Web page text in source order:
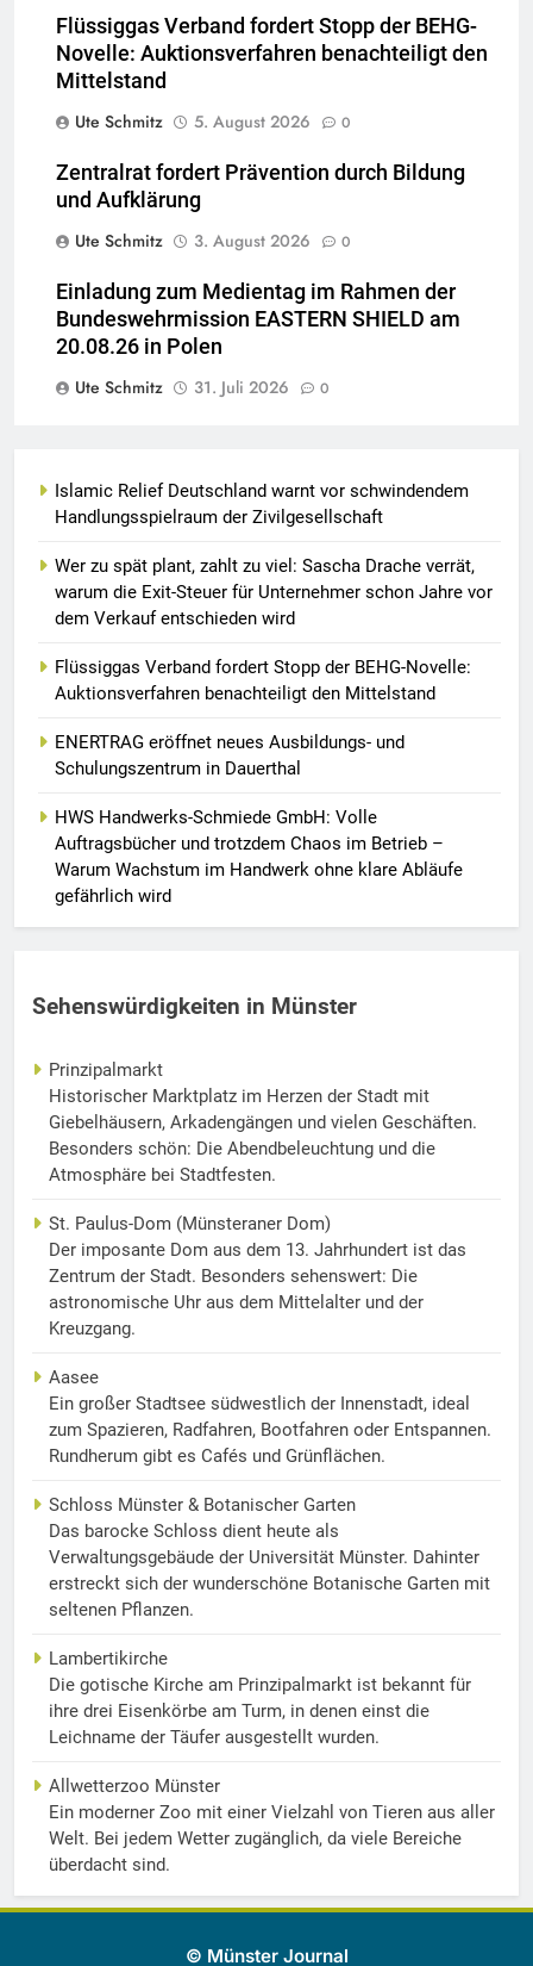
Flüssiggas Verband fordert Stopp der BEHG-
Novelle: Auktionsverfahren benachteiligt den
Mittelstand
Ute Schmitz
5. August 2026 0
Zentralrat fordert Prävention durch Bildung
und Aufklärung
Ute Schmitz
3. August 2026 0
Einladung zum Medientag im Rahmen der
Bundeswehrmission EASTERN SHIELD am
20.08.26 in Polen
Ute Schmitz
31. Juli 2026 0
Islamic Relief Deutschland warnt vor schwindendem
Handlungsspielraum der Zivilgesellschaft
Wer zu spät plant, zahlt zu viel: Sascha Drache verrät,
warum die Exit-Steuer für Unternehmer schon Jahre vor
dem Verkauf entschieden wird
Flüssiggas Verband fordert Stopp der BEHG-Novelle:
Auktionsverfahren benachteiligt den Mittelstand
ENERTRAG eröffnet neues Ausbildungs- und
Schulungszentrum in Dauerthal
HWS Handwerks-Schmiede GmbH: Volle
Auftragsbücher und trotzdem Chaos im Betrieb –
Warum Wachstum im Handwerk ohne klare Abläufe
gefährlich wird
Sehenswürdigkeiten in Münster
Prinzipalmarkt
Historischer Marktplatz im Herzen der Stadt mit
Giebelhäusern, Arkadengängen und vielen Geschäften.
Besonders schön: Die Abendbeleuchtung und die
Atmosphäre bei Stadtfesten.
St. Paulus-Dom (Münsteraner Dom)
Der imposante Dom aus dem 13. Jahrhundert ist das
Zentrum der Stadt. Besonders sehenswert: Die
astronomische Uhr aus dem Mittelalter und der
Kreuzgang.
Aasee
Ein großer Stadtsee südwestlich der Innenstadt, ideal
zum Spazieren, Radfahren, Bootfahren oder Entspannen.
Rundherum gibt es Cafés und Grünflächen.
Schloss Münster & Botanischer Garten
Das barocke Schloss dient heute als
Verwaltungsgebäude der Universität Münster. Dahinter
erstreckt sich der wunderschöne Botanische Garten mit
seltenen Pflanzen.
Lambertikirche
Die gotische Kirche am Prinzipalmarkt ist bekannt für
ihre drei Eisenkörbe am Turm, in denen einst die
Leichname der Täufer ausgestellt wurden.
Allwetterzoo Münster
Ein moderner Zoo mit einer Vielzahl von Tieren aus aller
Welt. Bei jedem Wetter zugänglich, da viele Bereiche
überdacht sind.
© Münster Journal